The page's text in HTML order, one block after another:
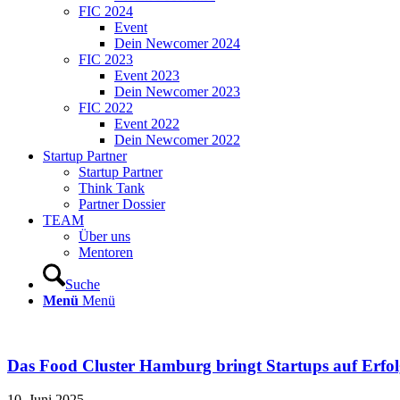
FIC 2024
Event
Dein Newcomer 2024
FIC 2023
Event 2023
Dein Newcomer 2023
FIC 2022
Event 2022
Dein Newcomer 2022
Startup Partner
Startup Partner
Think Tank
Partner Dossier
TEAM
Über uns
Mentoren
Suche
Menü Menü
Das Food Cluster Hamburg bringt Startups auf